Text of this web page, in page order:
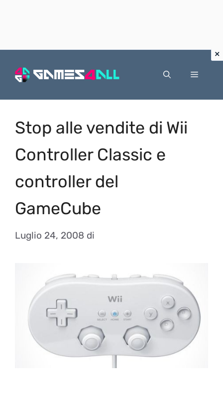
Menu
Stop alle vendite di Wii
Controller Classic e
controller del
GameCube
Luglio 24, 2008 di